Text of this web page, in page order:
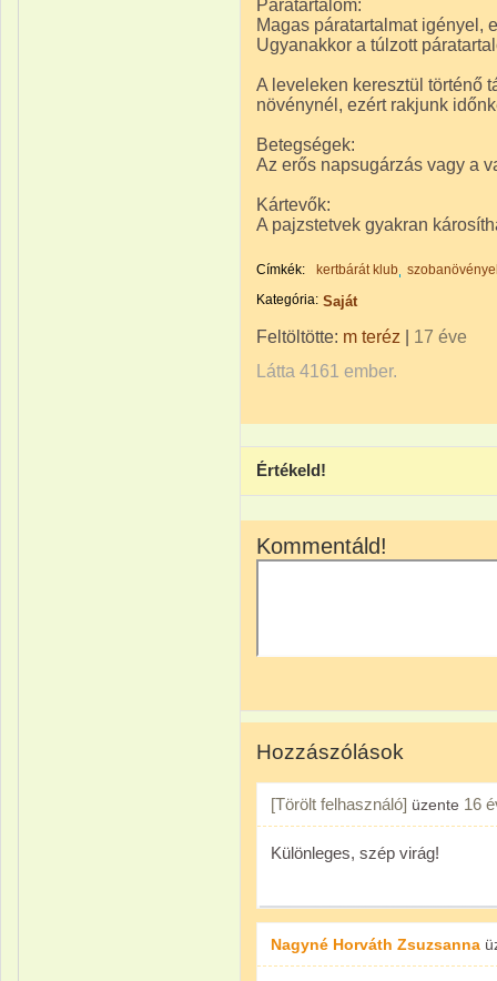
Páratartalom:
Magas páratartalmat igényel,
Ugyanakkor a túlzott
A leveleken keresztül történő
növénynél, ezért rakjunk
Betegségek:
Az erős napsugárzás vagy a
Kártevők:
A pajzstetvek gyakran
Címkék: kertbárát klub
Kategória: Saját
Feltöltötte: m teréz | 17 éve
Látta 4161 ember.
Értékeld!
Kommentáld!
Hozzászólások
[Törölt felhasználó] üzente 16
Különleges, szép virág!
Nagyné Horváth Zsuzsanna